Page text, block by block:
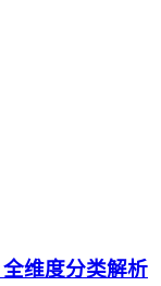
维度分类解析